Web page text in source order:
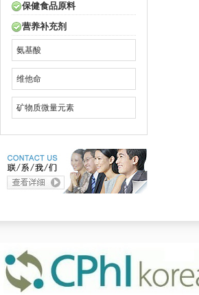
保健食品原料
营养补充剂
氨基酸
维他命
矿物质微量元素